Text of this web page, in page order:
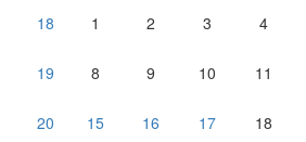
18 1 2 3 4
19 8 9 10 11
20 15 16 17 18